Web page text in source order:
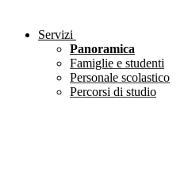
Servizi
Panoramica
Famiglie e studenti
Personale scolastico
Percorsi di studio